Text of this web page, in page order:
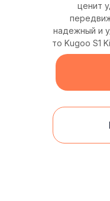
ценит
надежный и
то Kugoo S1